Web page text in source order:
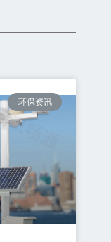
环保资讯